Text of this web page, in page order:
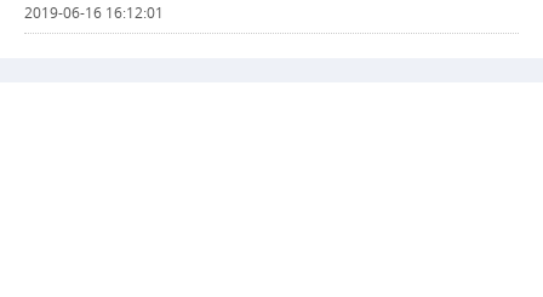
2019-06-16 16:12:01